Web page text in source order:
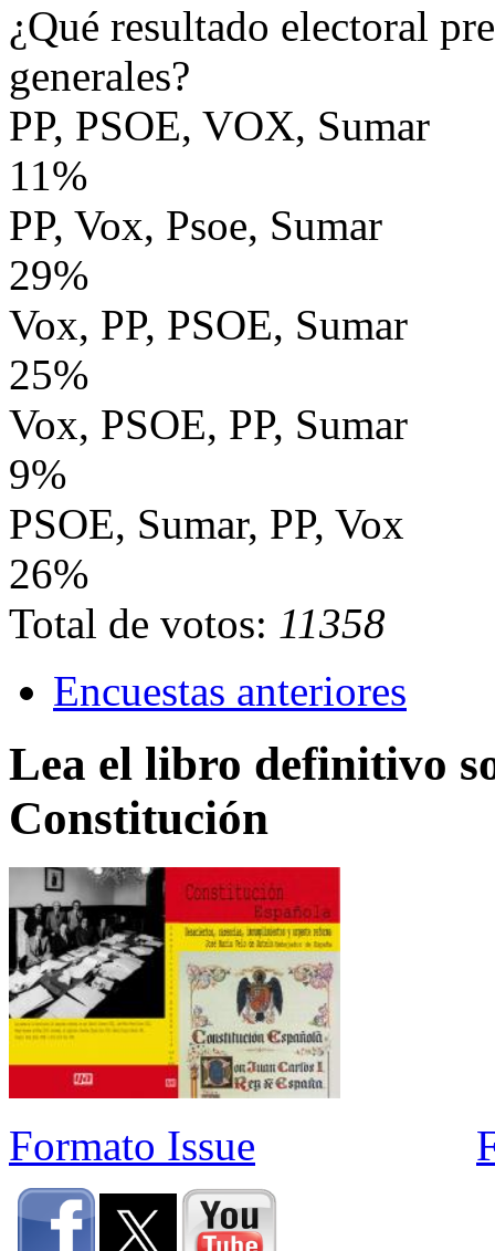
¿Qué resultado electoral
generales?
PP, PSOE, VOX, Sumar
11%
PP, Vox, Psoe, Sumar
29%
Vox, PP, PSOE, Sumar
25%
Vox, PSOE, PP, Sumar
9%
PSOE, Sumar, PP, Vox
26%
Total de votos: 11358
Encuestas anteriores
Lea el libro definitivo
Constitución
Formato Issue